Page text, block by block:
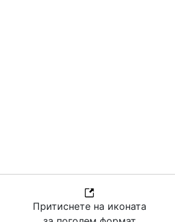
Притиснете на иконата